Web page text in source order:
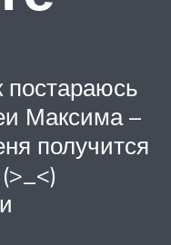
постараюсь
Максима –
получится